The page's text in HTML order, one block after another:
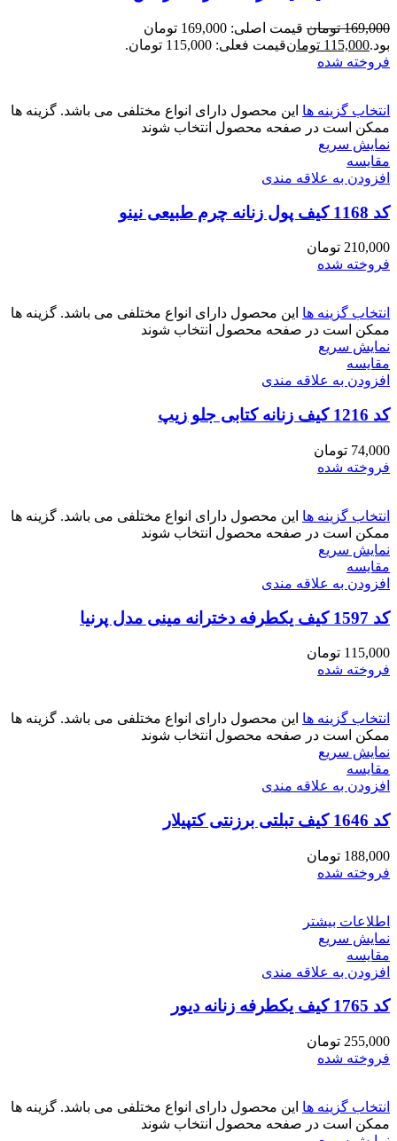
169,000 تومان
قیمت اصلی: 169,000 تومان
بود.115,000 تومانقیمت فعلی: 115,000 تومان.
فروخته شده
انتخاب گزینه ها این محصول دارای انواع مختلفی می باشد. گزینه ها
ممکن است در صفحه محصول انتخاب شوند
نمایش سریع
مقايسه
افزودن به علاقه مندی
کد 1168 کیف پول زنانه چرم طبیعی نینو
210,000 تومان
فروخته شده
انتخاب گزینه ها این محصول دارای انواع مختلفی می باشد. گزینه ها
ممکن است در صفحه محصول انتخاب شوند
نمایش سریع
مقايسه
افزودن به علاقه مندی
کد 1216 کیف زنانه کتابی جلو زیپ
74,000 تومان
فروخته شده
انتخاب گزینه ها این محصول دارای انواع مختلفی می باشد. گزینه ها
ممکن است در صفحه محصول انتخاب شوند
نمایش سریع
مقايسه
افزودن به علاقه مندی
کد 1597 کیف یکطرفه دخترانه مینی مدل پرنیا
115,000 تومان
فروخته شده
انتخاب گزینه ها این محصول دارای انواع مختلفی می باشد. گزینه ها
ممکن است در صفحه محصول انتخاب شوند
نمایش سریع
مقايسه
افزودن به علاقه مندی
کد 1646 کیف تبلتی برزنتی کتپیلار
188,000 تومان
فروخته شده
اطلاعات بیشتر
نمایش سریع
مقايسه
افزودن به علاقه مندی
کد 1765 کیف یکطرفه زنانه دیور
255,000 تومان
فروخته شده
انتخاب گزینه ها این محصول دارای انواع مختلفی می باشد. گزینه ها
ممکن است در صفحه محصول انتخاب شوند